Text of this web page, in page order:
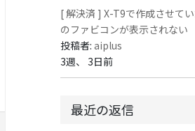
[ 解決済 ] X-T9で作成させて
のファビコンが表示されない
投稿者:aiplus
3週、 3日前
最近の返信